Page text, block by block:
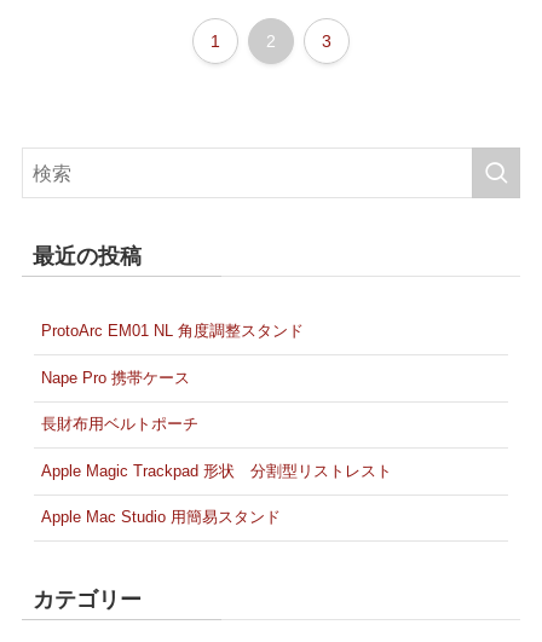
1 2 3
最近の投稿
ProtoArc EM01 NL 角度調整スタンド
Nape Pro 携帯ケース
長財布用ベルトポーチ
Apple Magic Trackpad 形状 分割型リストレスト
Apple Mac Studio 用簡易スタンド
カテゴリー